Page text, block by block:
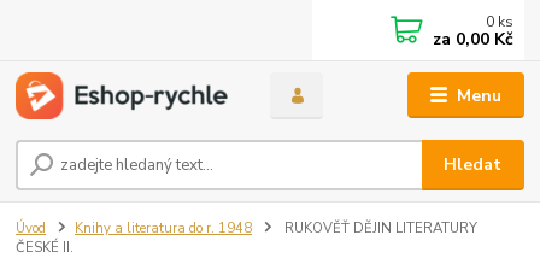
Menu
Hledat
0 ks
za 0,00 Kč
Úvod Knihy a literatura do r. 1948
RUKOVĚŤ DĚJIN LITERATURY
ČESKÉ II.